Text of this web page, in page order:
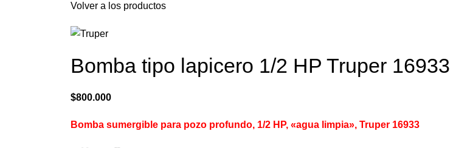
Volver a los productos
Bomba tipo lapicero 1/2 HP Truper 16933
$800.000
Bomba sumergible para pozo profundo, 1/2 HP, «agua limpia», Truper 16933